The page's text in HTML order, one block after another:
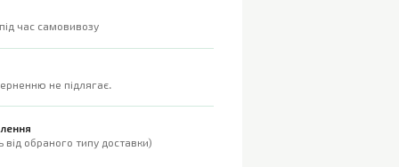
час самовивозу
не підлягає.
обраного типу доставки)